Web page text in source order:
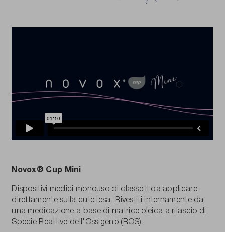
Novox® Cup Mini
Dispositivi medici monouso di classe II da applicare
direttamente sulla cute lesa. Rivestiti internamente da
una medicazione a base di matrice oleica a rilascio di
Specie Reattive dell'Ossigeno (ROS).